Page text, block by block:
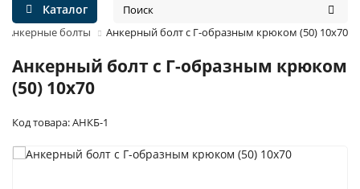
Каталог
Анкерные болты Анкерный болт c Г-образным крюком (50) 10х70
Анкерный болт c Г-образным крюком
(50) 10х70
Код товара: АНКБ-1